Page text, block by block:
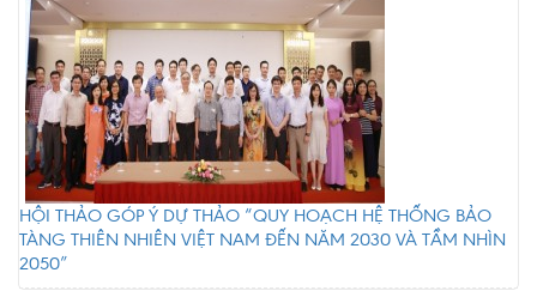
HỘI THẢO GÓP Ý DỰ THẢO “QUY HOẠCH HỆ THỐNG BẢO
TÀNG THIÊN NHIÊN VIỆT NAM ĐẾN NĂM 2030 VÀ TẦM NHÌN
2050”